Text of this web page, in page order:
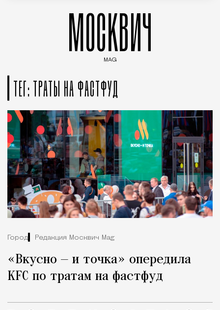
МОСКВИЧ
MAG
ТЕГ: ТРАТЫ НА ФАСТФУД
Город Редакция Москвич Mag
«Вкусно — и точка» опередила
KFC по тратам на фастфуд